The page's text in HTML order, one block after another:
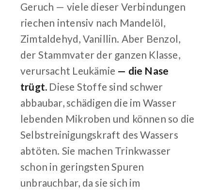
Geruch — viele dieser Verbindungen
riechen intensiv nach Mandelöl,
Zimtaldehyd, Vanillin. Aber Benzol,
der Stammvater der ganzen Klasse,
verursacht Leukämie — die Nase
trügt. Diese Stoffe sind schwer
abbaubar, schädigen die im Wasser
lebenden Mikroben und können so die
Selbstreinigungskraft des Wassers
abtöten. Sie machen Trinkwasser
schon in geringsten Spuren
unbrauchbar, da sie sich im